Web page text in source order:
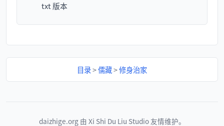
txt 版本
目录>儒藏>修身治家
daizhige.org由 Xi Shi Du Liu Studio友情维护。